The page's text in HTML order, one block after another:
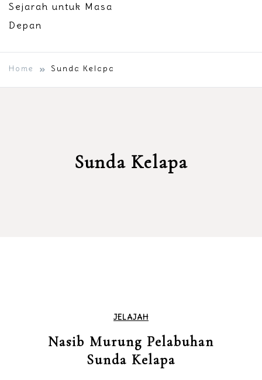
Sejarah untuk Masa
Depan
Home Sunda Kelapa
Sunda Kelapa
JELAJAH
Nasib Murung Pelabuhan
Sunda Kelapa